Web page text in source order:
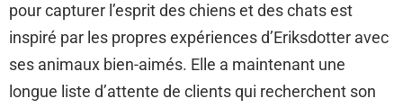
pour capturer l’esprit des chiens et des chats est
inspiré par les propres expériences d’Eriksdotter avec
ses animaux bien-aimés. Elle a maintenant une
longue liste d’attente de clients qui recherchent son